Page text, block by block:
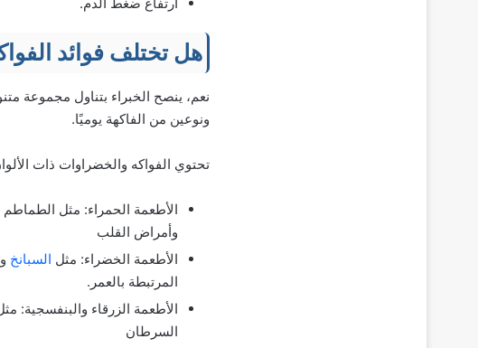
هل تختلف فوائد
نعم، ينصح الخبراء بتناول مجموعة
ونوعين من الفاكهة يوميًا.
تحتوي الفواكه والخضراوات ذات
الأطعمة الحمراء: مثل
وأمراض القلب
الأطعمة الخضراء: مثل السبانخ
المرتبطة بالعمر.
الأطعمة الزرقاء والبنفسجية:
السرطان